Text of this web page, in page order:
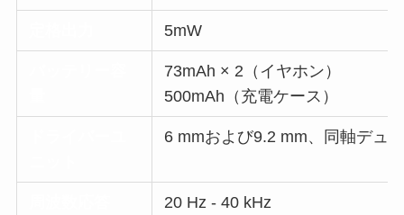
5mW
73mAh × 2（イヤホン）
500mAh（充電ケース）
6 mmおよび9.2 mm、同軸デュ
20 Hz - 40 kHz